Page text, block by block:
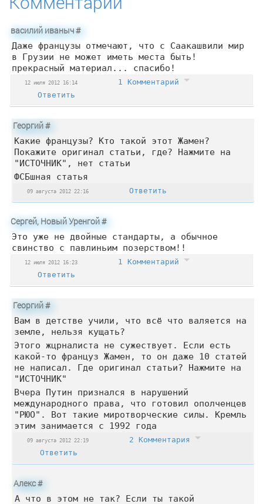
василий иваныч#
Даже французы отмечают, что с Саакашвили мир
в Грузии не может иметь места быть!
прекрасный материал... спасибо!
12 июля 2012 16:14
1 Комментарий
Ответить
Георгий#
Какие французы? Кто такой этот Жамен?
Покажите оригинал статьи, где? Нажмите на
"ИСТОЧНИК", нет статьи
ФСБшная статья
09 августа 2012 22:16 Ответить
Сергей, Новый Уренгой#
Это уже не двойные стандарты, а обычное
свинство с павлиньим позерством!!
12 июля 2012 16:23
1 Комментарий
Ответить
Георгий#
Вам в детстве учили, что всё что валяется на
земле, нельзя кущать?
Этого жцрналиста не сужествует. Если есть
какой-то француз Жамен, то он даже 10 статей
не написал. Где оригинал статьи? Нажмите на
"ИСТОЧНИК"
Вчера Путин признался в нарушений
международного права, что готовил ополченцев
"РЮО". Вот такие миротворческие силы. Кремль
этим занимается с 1992 года
09 августа 2012 22:19
2 Комментария
Ответить
Алекс#
А что в этом не так? Если ты такой